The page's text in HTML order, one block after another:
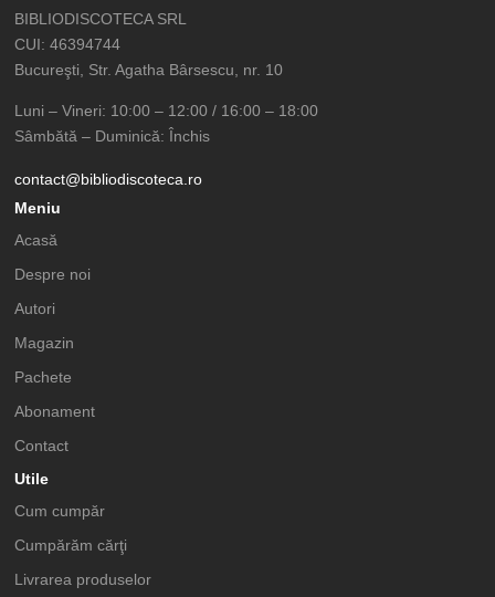
BIBLIODISCOTECA SRL
CUI: 46394744
Bucureşti, Str. Agatha Bârsescu, nr. 10
Luni – Vineri: 10:00 – 12:00 / 16:00 – 18:00
Sâmbătă – Duminică: Închis
contact@bibliodiscoteca.ro
Meniu
Acasă
Despre noi
Autori
Magazin
Pachete
Abonament
Contact
Utile
Cum cumpăr
Cumpărăm cărţi
Livrarea produselor